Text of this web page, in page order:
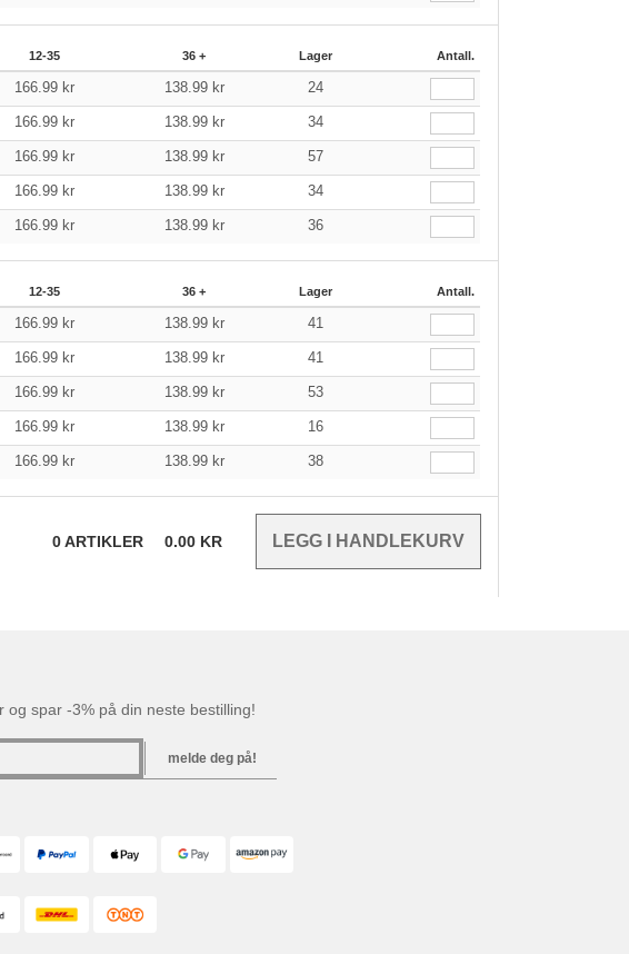
12-35 36 + Lager Antall.
166.99 kr 138.99 kr 24
166.99 kr 138.99 kr 34
166.99 kr 138.99 kr 57
166.99 kr 138.99 kr 34
166.99 kr 138.99 kr 36
12-35 36 + Lager Antall.
166.99 kr 138.99 kr 41
166.99 kr 138.99 kr 41
166.99 kr 138.99 kr 53
166.99 kr 138.99 kr 16
166.99 kr 138.99 kr 38
0ARTIKLER 0.00 KR
og spar -3% på din neste bestilling!
melde deg på!